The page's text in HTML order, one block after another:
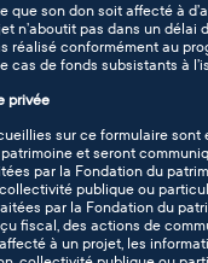
que son don soit affecté à
n’aboutit pas dans un délai
réalisé conformément au
cas de fonds subsistants à
privée
sur ce formulaire
et seront
par la Fondation du
publique ou
par la Fondation du
fiscal, des actions de
à un projet, les